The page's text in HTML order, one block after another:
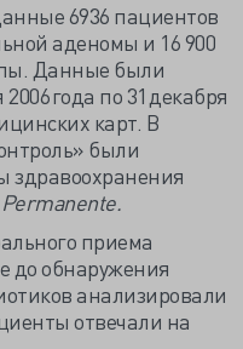
6936 пациентов
аденомы и 16 900
Данные были
года по 31 декабря
карт. В
были
здравоохранения
приема
до обнаружения
анализировали
отвечали на